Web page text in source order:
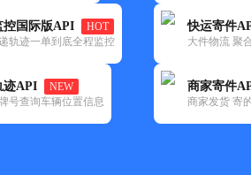
控国际版API
HOT
轨迹一单到底全程监控
迹API
NEW
号查询车辆位置信息
快运寄件
大件物流 聚
商家寄件
商家发货 寄
定县
：2022-07-14 00:00:00